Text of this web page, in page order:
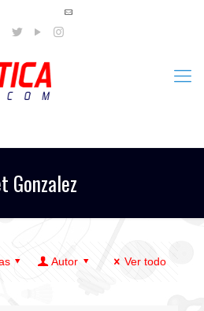
Gonzalez
Autor Ver todo